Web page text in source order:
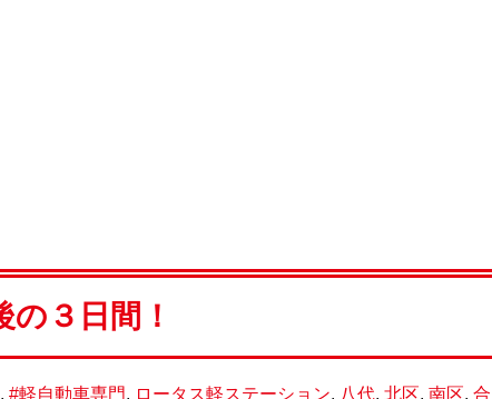
３日間！
,#軽自動車専門, ロータス軽ステーション, 八代,北区,南区,合